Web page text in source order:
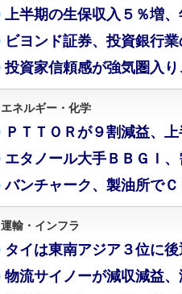
上半期の生保収入５％増
ビヨンド証券、投資銀行
投資家信頼感が強気圏入
エネルギー・化学
ＰＴＴＯＲが９割減益、
エタノール大手ＢＢＧＩ
バンチャーク、製油所で
運輸・インフラ
タイは東南アジア３位に
物流サイノーが減収減益、